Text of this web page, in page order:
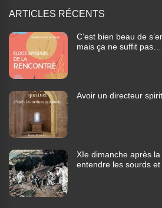
ARTICLES RÉCENTS
C’est bien beau de
mais ça ne suffit pas…
Avoir un directeur
XIe dimanche après
entendre les sourds